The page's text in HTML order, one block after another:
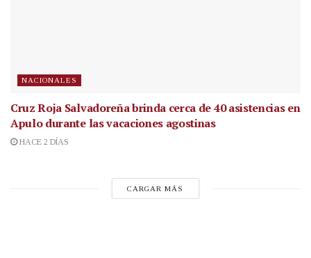
NACIONALES
Cruz Roja Salvadoreña brinda cerca de 40 asistencias en
Apulo durante las vacaciones agostinas
HACE 2 DÍAS
CARGAR MÁS